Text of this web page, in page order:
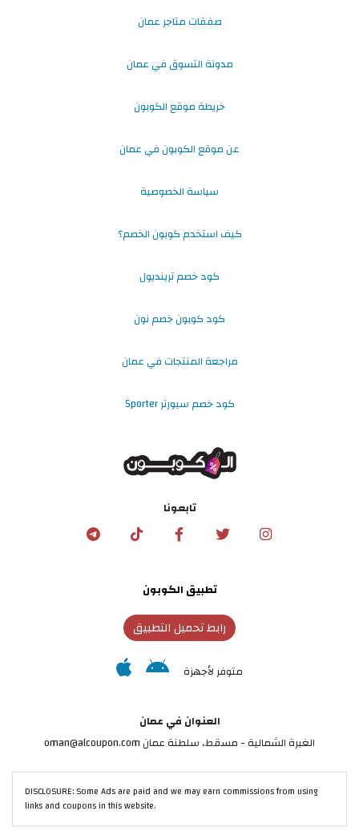
صفقات متاجر عمان
مدونة التسوق في عمان
خريطة موقع الكوبون
عن موقع الكوبون في عمان
سياسة الخصوصية
كيف استخدم كوبون الخصم؟
كود خصم ترينديول
كود كوبون خصم نون
مراجعة المنتجات في عمان
كود خصم سبورتر Sporter
تابعونا
تطبيق الكوبون
رابط تحميل التطبيق
متوفر لأجهزة
العنوان في عمان
الغبرة الشمالية - مسقط، سلطنة عمان oman@alcoupon.com
DISCLOSURE: Some Ads are paid and we may earn commissions from using
links and coupons in this website.